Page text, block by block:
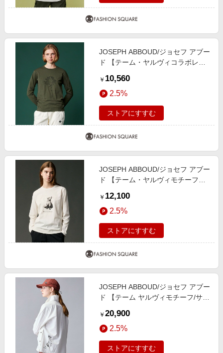
JOSEPH ABBOUD/ジョセフ アブー
ド 【テーム・ヤルヴィコラボレー
グレース天竺 ロングスリーブ Tシ
ャツ カーキ系 L
￥ 10,560
2.5%
ストアにすすむ
JOSEPH ABBOUD/ジョセフ アブー
ド 【テーム・ヤルヴィモチーフ】
ホワイト×キツネ L
￥ 12,100
2.5%
ストアにすすむ
JOSEPH ABBOUD/ジョセフ アブー
ド 【テーム ヤルヴィモチーフ/サス
ホワイト系 M
￥ 20,900
2.5%
ストアにすすむ